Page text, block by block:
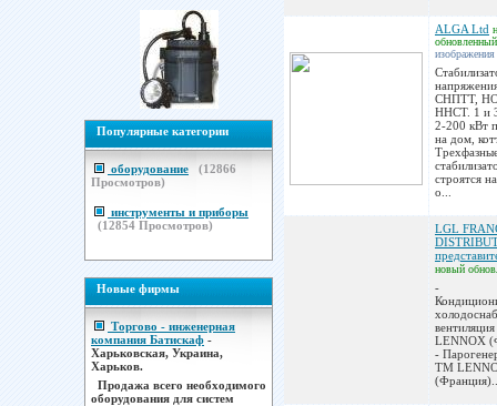
Популярные категории
оборудование (12866
Просмотров)
инструменты и приборы
(12854 Просмотров)
Новые фирмы
Торгово - инженерная
компания Батискаф -
Харьковская, Украина,
Харьков.
Продажа всего необходимого
оборудования для систем
ALGA Ltd
обновленный
изображения
СНПТТ,
ННСТ. 1 и
2-200 кВт
на дом,
строятся
о...
LGL
новый
-
LENNOX
-
ТМ